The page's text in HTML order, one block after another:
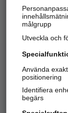
Hitta
målgrupp
Utveckla och
Använda
positionering
Identifiera
begärs